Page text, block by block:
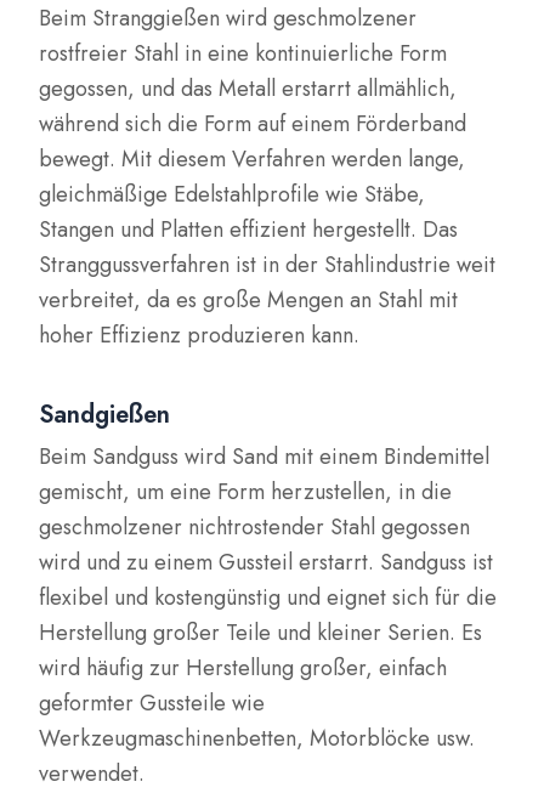
Beim Stranggießen wird geschmolzener
rostfreier Stahl in eine kontinuierliche Form
gegossen, und das Metall erstarrt allmählich,
während sich die Form auf einem Förderband
bewegt. Mit diesem Verfahren werden lange,
gleichmäßige Edelstahlprofile wie Stäbe,
Stangen und Platten effizient hergestellt. Das
Stranggussverfahren ist in der Stahlindustrie weit
verbreitet, da es große Mengen an Stahl mit
hoher Effizienz produzieren kann.
Sandgießen
Beim Sandguss wird Sand mit einem Bindemittel
gemischt, um eine Form herzustellen, in die
geschmolzener nichtrostender Stahl gegossen
wird und zu einem Gussteil erstarrt. Sandguss ist
flexibel und kostengünstig und eignet sich für die
Herstellung großer Teile und kleiner Serien. Es
wird häufig zur Herstellung großer, einfach
geformter Gussteile wie
Werkzeugmaschinenbetten, Motorblöcke usw.
verwendet.